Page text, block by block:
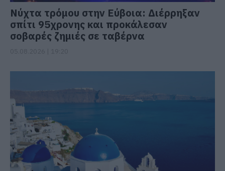
Νύχτα τρόμου στην Εύβοια: Διέρρηξαν
σπίτι 95χρονης και προκάλεσαν
σοβαρές ζημιές σε ταβέρνα